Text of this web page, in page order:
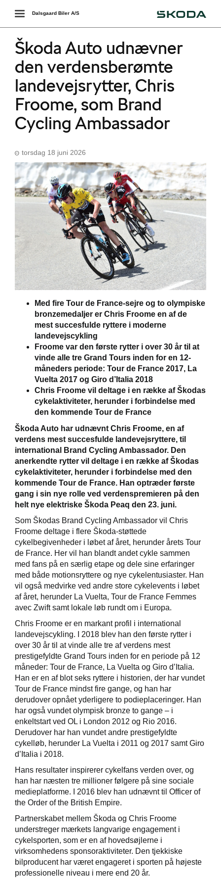
Toggle
navigation
Dalsgaard Biler A/S
Škoda Auto udnævner
den verdensberømte
landevejsrytter, Chris
Froome, som Brand
Cycling Ambassador
torsdag 18 juni 2026
Med fire Tour de France-sejre og to olympiske
bronzemedaljer er Chris Froome en af de
mest succesfulde ryttere i moderne
landevejscykling
Froome var den første rytter i over 30 år til at
vinde alle tre Grand Tours inden for en 12-
måneders periode: Tour de France 2017, La
Vuelta 2017 og Giro d’Italia 2018
Chris Froome vil deltage i en række af Škodas
cykelaktiviteter, herunder i forbindelse med
den kommende Tour de France
Škoda Auto har udnævnt Chris Froome, en af
verdens mest succesfulde landevejsryttere, til
international Brand Cycling Ambassador. Den
anerkendte rytter vil deltage i en række af Škodas
cykelaktiviteter, herunder i forbindelse med den
kommende Tour de France. Han optræder første
gang i sin nye rolle ved verdenspremieren på den
helt nye elektriske Škoda Peaq den 23. juni.
Som Škodas Brand Cycling Ambassador vil Chris
Froome deltage i flere Škoda-støttede
cykelbegivenheder i løbet af året, herunder årets Tour
de France. Her vil han blandt andet cykle sammen
med fans på en særlig etape og dele sine erfaringer
med både motionsryttere og nye cykelentusiaster. Han
vil også medvirke ved andre store cykelevents i løbet
af året, herunder La Vuelta, Tour de France Femmes
avec Zwift samt lokale løb rundt om i Europa.
Chris Froome er en markant profil i international
landevejscykling. I 2018 blev han den første rytter i
over 30 år til at vinde alle tre af verdens mest
prestigefyldte Grand Tours inden for en periode på 12
måneder: Tour de France, La Vuelta og Giro d’Italia.
Han er en af blot seks ryttere i historien, der har vundet
Tour de France mindst fire gange, og han har
derudover opnået yderligere to podieplaceringer. Han
har også vundet olympisk bronze to gange – i
enkeltstart ved OL i London 2012 og Rio 2016.
Derudover har han vundet andre prestigefyldte
cykelløb, herunder La Vuelta i 2011 og 2017 samt Giro
d’Italia i 2018.
Hans resultater inspirerer cykelfans verden over, og
han har næsten tre millioner følgere på sine sociale
medieplatforme. I 2016 blev han udnævnt til Officer of
the Order of the British Empire.
Partnerskabet mellem Škoda og Chris Froome
understreger mærkets langvarige engagement i
cykelsporten, som er en af hovedsøjlerne i
virksomhedens sponsoraktiviteter. Den tjekkiske
bilproducent har været engageret i sporten på højeste
professionelle niveau i mere end 20 år.